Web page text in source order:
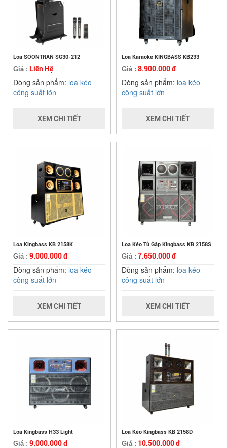
Loa SOONTRAN SG30-212
Giá : Liên Hệ
Dòng sản phẩm: loa kéo
công suất lớn
XEM CHI TIẾT
Loa Karaoke KINGBASS KB233
Giá : 8.900.000 đ
Dòng sản phẩm: loa kéo
công suất lớn
XEM CHI TIẾT
Loa Kingbass KB 2158K
Giá : 9.000.000 đ
Dòng sản phẩm: loa kéo
công suất lớn
XEM CHI TIẾT
Loa Kéo Tủ Gập Kingbass KB 2158S
Giá : 7.650.000 đ
Dòng sản phẩm: loa kéo
công suất lớn
XEM CHI TIẾT
Loa Kingbass H33 Light
Giá : 9.000.000 đ
Loa Kéo Kingbass KB 2158D
Giá : 10.500.000 đ